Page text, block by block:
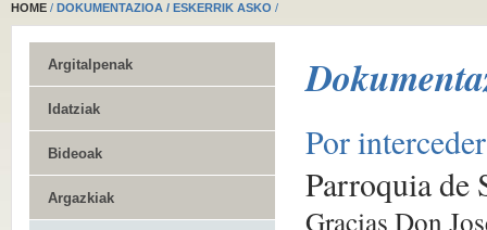
HOME/ DOKUMENTAZIOA / ESKERRIK ASKO /
Argitalpenak
Idatziak
Bideoak
Argazkiak
Por
Parroquia de
Gracias Don